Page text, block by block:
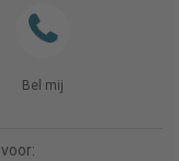
Bel mij